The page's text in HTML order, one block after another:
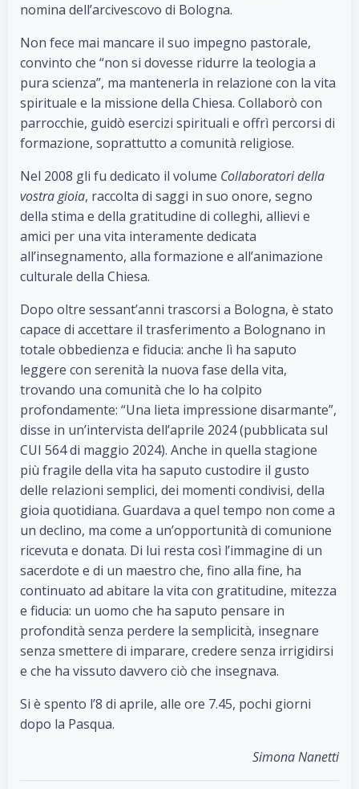
nomina dell’arcivescovo di Bologna.
Non fece mai mancare il suo impegno pastorale,
convinto che “non si dovesse ridurre la teologia a
pura scienza”, ma mantenerla in relazione con la vita
spirituale e la missione della Chiesa. Collaborò con
parrocchie, guidò esercizi spirituali e offrì percorsi di
formazione, soprattutto a comunità religiose.
Nel 2008 gli fu dedicato il volume Collaboratori della
vostra gioia, raccolta di saggi in suo onore, segno
della stima e della gratitudine di colleghi, allievi e
amici per una vita interamente dedicata
all’insegnamento, alla formazione e all’animazione
culturale della Chiesa.
Dopo oltre sessant’anni trascorsi a Bologna, è stato
capace di accettare il trasferimento a Bolognano in
totale obbedienza e fiducia: anche lì ha saputo
leggere con serenità la nuova fase della vita,
trovando una comunità che lo ha colpito
profondamente: “Una lieta impressione disarmante”,
disse in un’intervista dell’aprile 2024 (pubblicata sul
CUI 564 di maggio 2024). Anche in quella stagione
più fragile della vita ha saputo custodire il gusto
delle relazioni semplici, dei momenti condivisi, della
gioia quotidiana. Guardava a quel tempo non come a
un declino, ma come a un’opportunità di comunione
ricevuta e donata. Di lui resta così l’immagine di un
sacerdote e di un maestro che, fino alla fine, ha
continuato ad abitare la vita con gratitudine, mitezza
e fiducia: un uomo che ha saputo pensare in
profondità senza perdere la semplicità, insegnare
senza smettere di imparare, credere senza irrigidirsi
e che ha vissuto davvero ciò che insegnava.
Si è spento l’8 di aprile, alle ore 7.45, pochi giorni
dopo la Pasqua.
Simona Nanetti